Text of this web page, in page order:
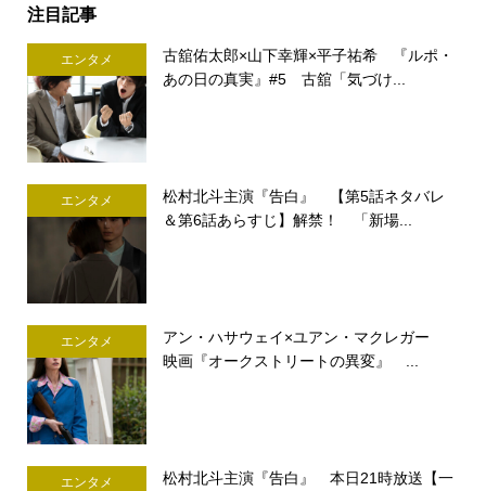
注目記事
エンタメ
古舘佑太郎×山下幸輝×平子祐希 『ルポ・
あの日の真実』#5 古舘「気づけ...
エンタメ
松村北斗主演『告白』 【第5話ネタバレ
＆第6話あらすじ】解禁！ 「新場...
エンタメ
アン・ハサウェイ×ユアン・マクレガー
映画『オークストリートの異変』 ...
エンタメ
松村北斗主演『告白』 本日21時放送【一